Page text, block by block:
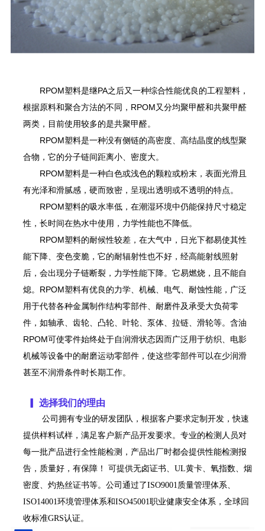
RPOM塑料是继PA之后又一种综合性能优良的工程塑料，
根据原料和聚合方法的不同，RPOM又分均聚甲醛和共聚甲醛
两类，目前使用较多的是共聚甲醛。
RPOM塑料是一种没有侧链的高密度、高结晶度的线型聚
合物，它的分子链间距离小、密度大。
RPOM塑料是一种白色或浅色的颗粒或粉末，表面光滑且
有光泽和滑腻感，硬而致密，呈现出透明或不透明的特点。
RPOM塑料的吸水率低，在潮湿环境中仍能保持尺寸稳定
性，长时间在热水中使用，力学性能也不降低。
RPOM塑料的耐候性较差，在大气中，日光下都易使其性
能下降、变色变脆，它的耐辐射性也不好，经高能射线照射
后，会出现分子链断裂，力学性能下降。它易燃烧，且不能自
熄。RPOM塑料有优良的力学、机械、电气、耐蚀性能，广泛
用于代替各种金属制作结构零部件、耐磨件及承受大负荷零
件，如轴承、齿轮、凸轮、叶轮、泵体、拉链、滑轮等。含油
RPOM可使零件始终处于自润滑状态因而广泛用于纺织、电影
机械等设备中的耐磨运动零部件，使这些零部件可以在少润滑
甚至不润滑条件时长期工作。
▎ 选择我们的理由
公司拥有专业的研发团队，根据客户要求定制开发，快速
提供样料试样，满足客户新产品开发要求。专业的检测人员对
每一批产品进行全性能检测，产品出厂时都会提供性能检测报
告，质量好，有保障！ 可提供无卤证书、 UL黄卡、氧指数、烟
密度、灼热丝证书等。 公司通过了ISO9001质量管理体系、
ISO14001环境管理体系和ISO45001职业健康安全体系，全球回
收标准GRS认证。